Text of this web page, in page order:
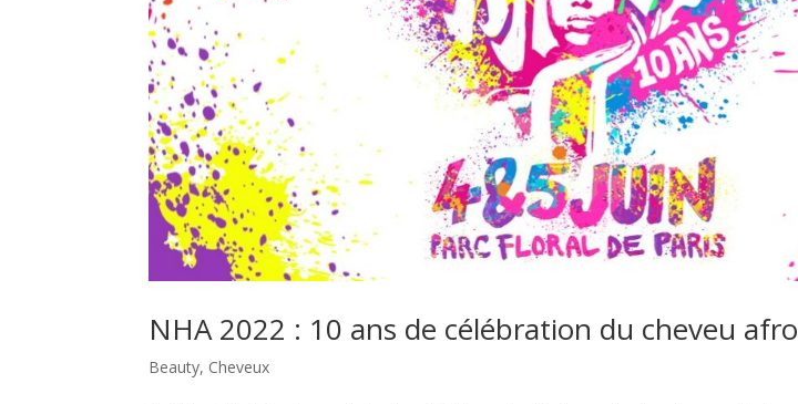
NHA 2022 : 10 ans de célébration du cheveu afro
Beauty, Cheveux